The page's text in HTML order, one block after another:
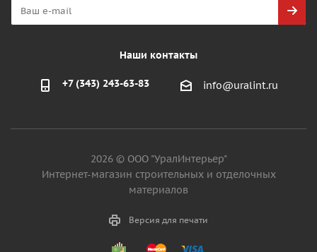
Наши контакты
+7 (343) 243-63-83 info@uralint.ru
2026 © ООО "УралИнтерьер"
Интернет-магазин строительных и отделочных
материалов
Версия для печати